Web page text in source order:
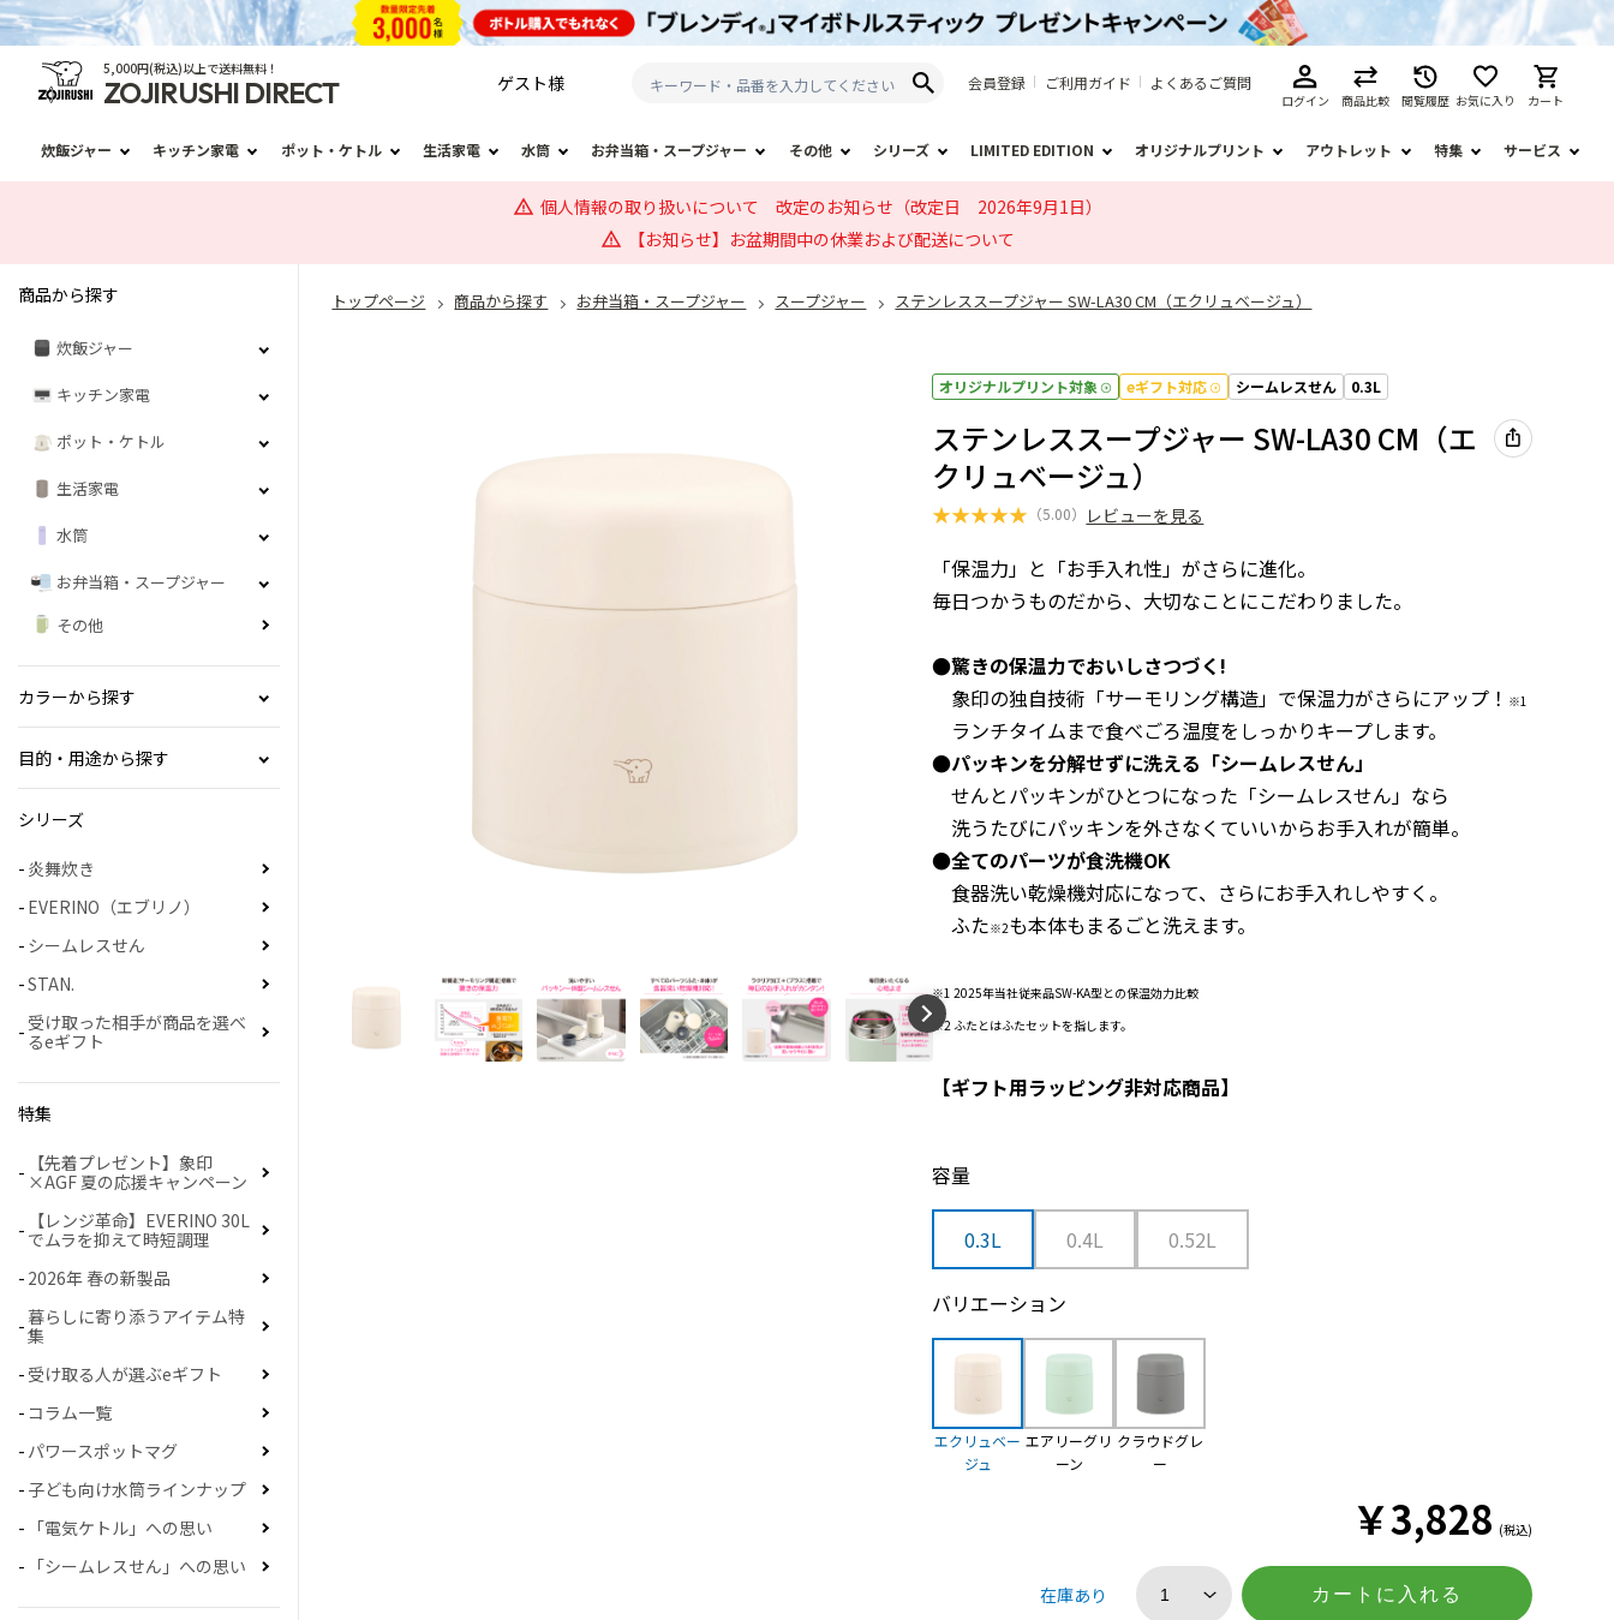
5,000円(税込)以上で送料無料！
ZOJIRUSHI DIRECT ゲスト様 会員登録 ご利用ガイド よくあるご質問
ログイン 商品比較 閲覧履歴 お気に入り カート
炊飯ジャー キッチン家電 ポット・ケトル 生活家電 水筒 お弁当箱・スープジャー その他 シリーズ LIMITED EDITION オリジナルプリント アウトレット 特集 サービス
個人情報の取り扱いについて 改定のお知らせ（改定日 2026年9月1日）
【お知らせ】お盆期間中の休業および配送について
トップページ 商品から探す お弁当箱・スープジャー スープジャー ステンレススープジャー SW-LA30 CM（エクリュベージュ）
オリジナルプリント対象 eギフト対応 シームレスせん 0.3L
ステンレススープジャー SW-LA30 CM（エ
クリュベージュ）
★★★★★ （5.00） レビューを見る
「保温力」と「お手入れ性」がさらに進化。
毎日つかうものだから、大切なことにこだわりました。
●驚きの保温力でおいしさつづく!
象印の独自技術「サーモリング構造」で保温力がさらにアップ！ ※1
ランチタイムまで食べごろ温度をしっかりキープします。
●パッキンを分解せずに洗える「シームレスせん」
せんとパッキンがひとつになった「シームレスせん」なら
洗うたびにパッキンを外さなくていいからお手入れが簡単。
●全てのパーツが食洗機OK
食器洗い乾燥機対応になって、さらにお手入れしやすく。
ふた※2も本体もまるごと洗えます。
※1 2025年当社従来品SW-KA型との保温効力比較
※2 ふたとはふたセットを指します。
【ギフト用ラッピング非対応商品】
容量
0.3L 0.4L 0.52L
バリエーション
エクリュベー
ジュ
エアリーグリ
ーン
クラウドグレ
ー
￥3,828 (税込)
在庫あり カートに入れる
商品から探す
炊飯ジャー
キッチン家電
ポット・ケトル
生活家電
水筒
お弁当箱・スープジャー
その他
カラーから探す
目的・用途から探す
シリーズ
炎舞炊き
EVERINO（エブリノ）
シームレスせん
STAN.
受け取った相手が商品を選べ
るeギフト
特集
【先着プレゼント】象印
×AGF 夏の応援キャンペーン
【レンジ革命】EVERINO 30L
でムラを抑えて時短調理
2026年 春の新製品
暮らしに寄り添うアイテム特
集
受け取る人が選ぶeギフト
コラム一覧
パワースポットマグ
子ども向け水筒ラインナップ
「電気ケトル」への思い
「シームレスせん」への思い